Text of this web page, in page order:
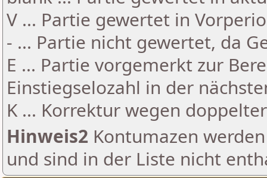
V ... Partie gewertet in
- ... Partie nicht gewertet, da
E ... Partie vorgemerkt zur
Einstiegselozahl in der
K ... Korrektur wegen
Hinweis2 Kontumazen
und sind in der Liste nicht